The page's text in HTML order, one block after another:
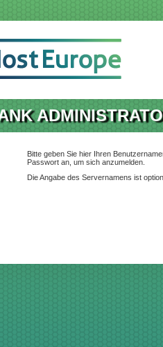
Bitte geben Sie hier Ihren
Passwort an, um sich anzumelden.
Die Angabe des Servernamens ist